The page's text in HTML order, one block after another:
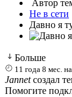
Автор
Не в сети
Давно я
Больше
11 года 8 мес.
Jannetсоздал
Помогите